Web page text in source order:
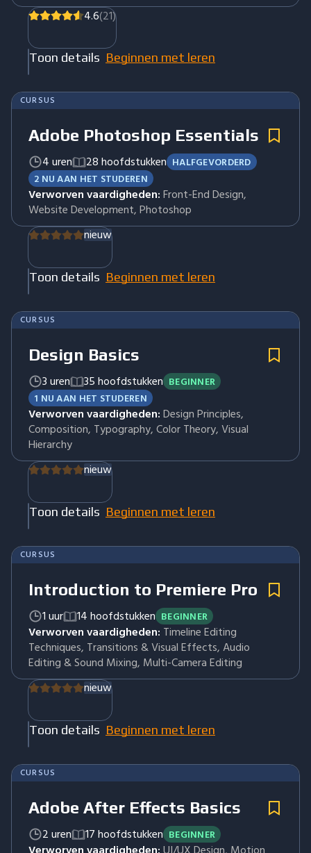
4.6(21)
Toon details Beginnen met leren
CURSUS
Adobe Photoshop Essentials
4 uren 28 hoofdstukken HALFGEVORDERD
2 NU AAN HET STUDEREN
Verworven vaardigheden:Front-End Design,
Website Development, Photoshop
nieuw
Toon details Beginnen met leren
CURSUS
Design Basics
3 uren 35 hoofdstukken BEGINNER
1 NU AAN HET STUDEREN
Verworven vaardigheden:Design Principles,
Composition, Typography, Color Theory, Visual
Hierarchy
nieuw
Toon details Beginnen met leren
CURSUS
Introduction to Premiere Pro
1 uur 14 hoofdstukken BEGINNER
Verworven vaardigheden: Timeline Editing
Techniques, Transitions & Visual Effects, Audio
Editing & Sound Mixing, Multi-Camera Editing
nieuw
Toon details Beginnen met leren
CURSUS
Adobe After Effects Basics
2 uren 17 hoofdstukken BEGINNER